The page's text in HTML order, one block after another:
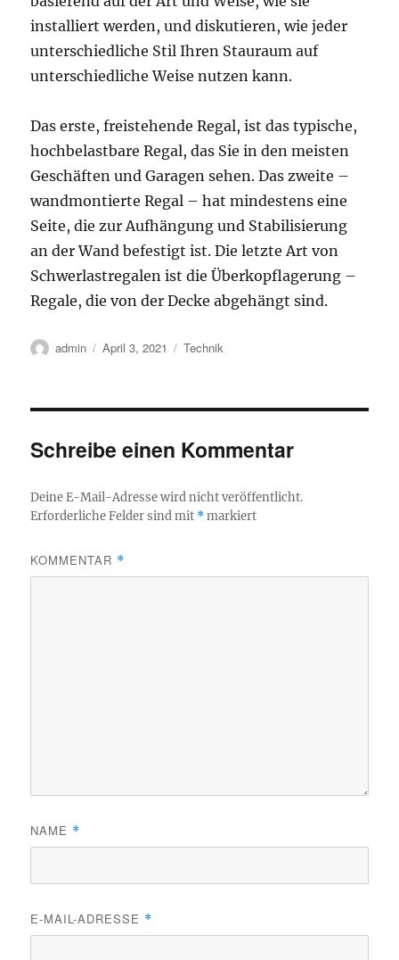
installiert werden, und diskutieren, wie jeder
unterschiedliche Stil Ihren Stauraum auf
unterschiedliche Weise nutzen kann.
Das erste, freistehende Regal, ist das typische,
hochbelastbare Regal, das Sie in den meisten
Geschäften und Garagen sehen. Das zweite –
wandmontierte Regal – hat mindestens eine
Seite, die zur Aufhängung und Stabilisierung
an der Wand befestigt ist. Die letzte Art von
Schwerlastregalen ist die Überkopflagerung –
Regale, die von der Decke abgehängt sind.
Autor
admin
Veröffentlicht
April 3, 2021 Kategorien
Technik
Schreibe einen Kommentar
Deine E-Mail-Adresse wird nicht veröffentlicht.
Erforderliche Felder sind mit *markiert
KOMMENTAR *
NAME *
E-MAIL-ADRESSE *